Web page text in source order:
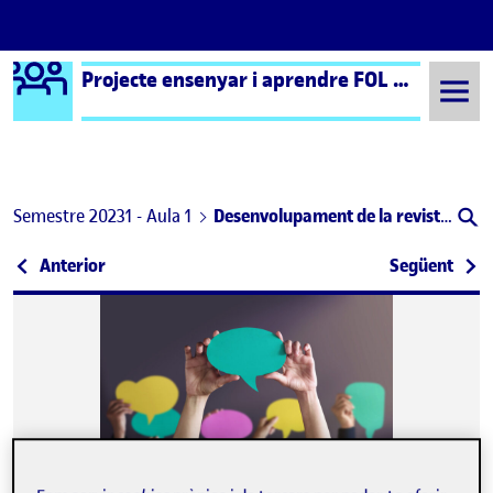
Saltar al contingut
Logo Ágora Projecte ensenyar i aprendre FOL – Aula 1
Semestre 20231 - Aula 1 Desenvolupament de la revista – Competència comunicativa
Navegació d'entrades
Anterior: Desenvolupament de la revista – Competència
Següent:
Publicat per